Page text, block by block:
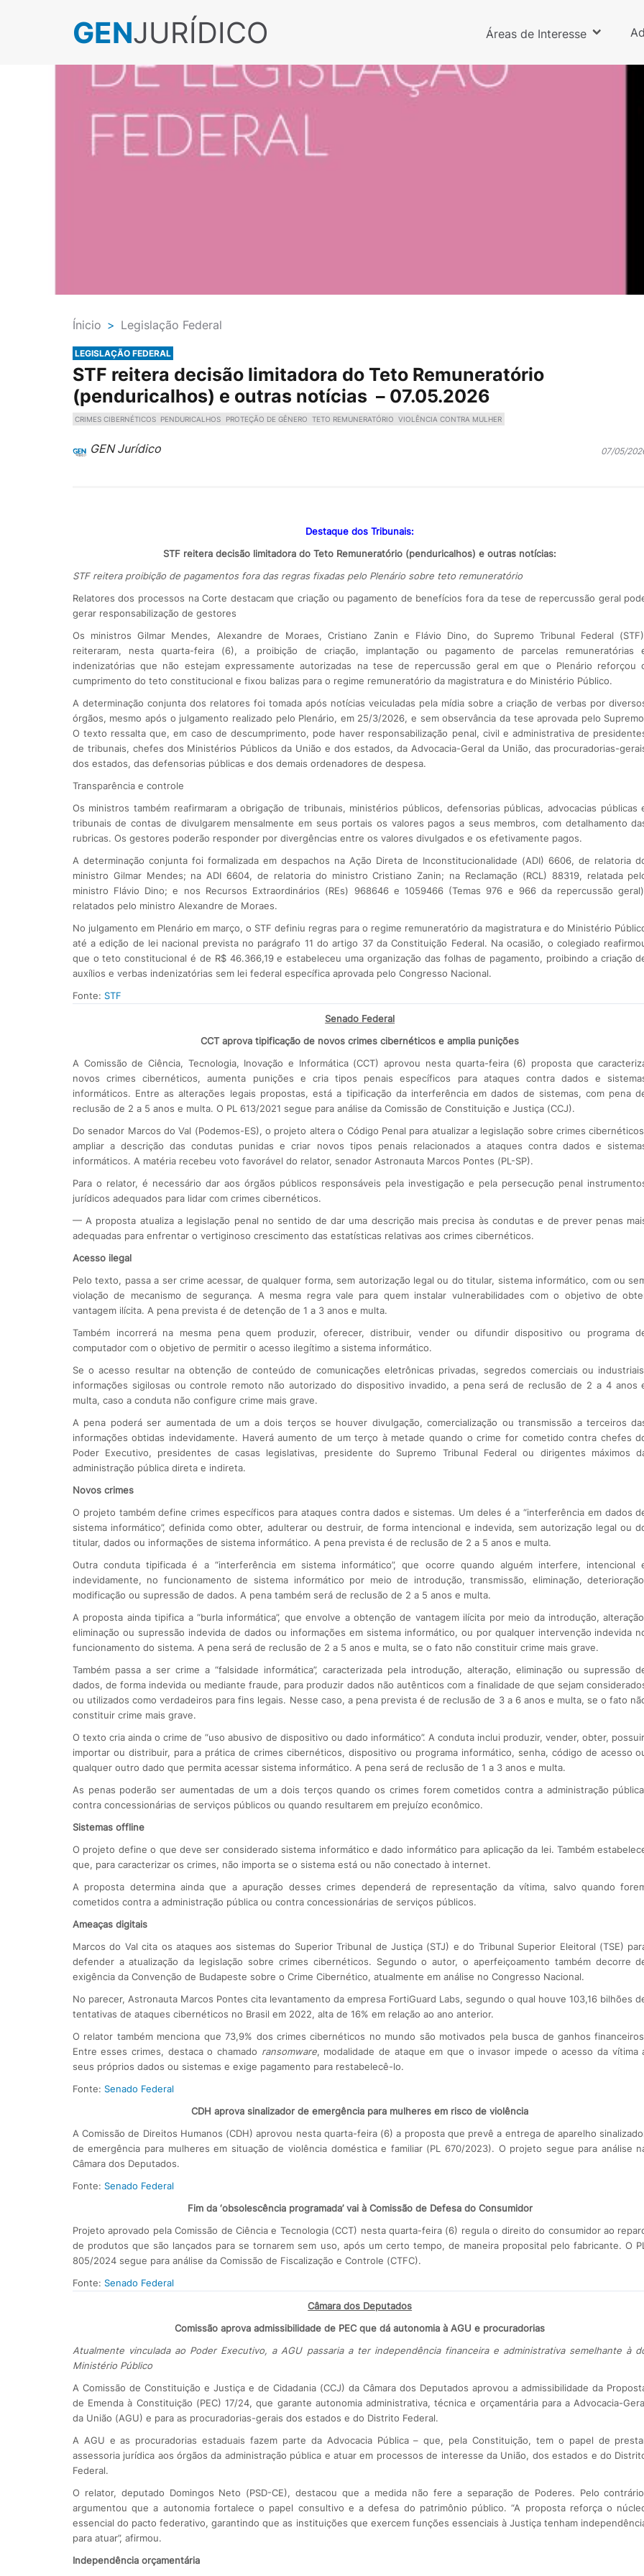
GENJURÍDICO Áreas de Interesse
Ínicio > Legislação Federal
LEGISLAÇÃO FEDERAL
STF reitera decisão limitadora do Teto Remuneratório
(penduricalhos) e outras notícias – 07.05.2026
CRIMES CIBERNÉTICOS PENDURICALHOS PROTEÇÃO DE GÊNERO TETO REMUNERATÓRIO VIOLÊNCIA CONTRA MULHER
GEN Jurídico 07/05/
Destaque dos Tribunais:
STF reitera decisão limitadora do Teto Remuneratório (penduricalhos) e outras notícias:
STF reitera proibição de pagamentos fora das regras fixadas pelo Plenário sobre teto remuneratório
Relatores dos processos na Corte destacam que criação ou pagamento de benefícios fora da tese de repercussão geral
gerar responsabilização de gestores
Os ministros Gilmar Mendes, Alexandre de Moraes, Cristiano Zanin e Flávio Dino, do Supremo Tribunal Federal
reiteraram, nesta quarta-feira (6), a proibição de criação, implantação ou pagamento de parcelas remuneratórias
indenizatórias que não estejam expressamente autorizadas na tese de repercussão geral em que o Plenário reforçou
cumprimento do teto constitucional e fixou balizas para o regime remuneratório da magistratura e do Ministério Público.
A determinação conjunta dos relatores foi tomada após notícias veiculadas pela mídia sobre a criação de verbas por
órgãos, mesmo após o julgamento realizado pelo Plenário, em 25/3/2026, e sem observância da tese aprovada pelo
O texto ressalta que, em caso de descumprimento, pode haver responsabilização penal, civil e administrativa de
de tribunais, chefes dos Ministérios Públicos da União e dos estados, da Advocacia-Geral da União, das procuradorias-
dos estados, das defensorias públicas e dos demais ordenadores de despesa.
Transparência e controle
Os ministros também reafirmaram a obrigação de tribunais, ministérios públicos, defensorias públicas, advocacias públicas
tribunais de contas de divulgarem mensalmente em seus portais os valores pagos a seus membros, com detalhamento
rubricas. Os gestores poderão responder por divergências entre os valores divulgados e os efetivamente pagos.
A determinação conjunta foi formalizada em despachos na Ação Direta de Inconstitucionalidade (ADI) 6606, de relatoria
ministro Gilmar Mendes; na ADI 6604, de relatoria do ministro Cristiano Zanin; na Reclamação (RCL) 88319, relatada
ministro Flávio Dino; e nos Recursos Extraordinários (REs) 968646 e 1059466 (Temas 976 e 966 da repercussão
relatados pelo ministro Alexandre de Moraes.
No julgamento em Plenário em março, o STF definiu regras para o regime remuneratório da magistratura e do Ministério
até a edição de lei nacional prevista no parágrafo 11 do artigo 37 da Constituição Federal. Na ocasião, o colegiado
que o teto constitucional é de R$ 46.366,19 e estabeleceu uma organização das folhas de pagamento, proibindo a criação
auxílios e verbas indenizatórias sem lei federal específica aprovada pelo Congresso Nacional.
Fonte: STF
Senado Federal
CCT aprova tipificação de novos crimes cibernéticos e amplia punições
A Comissão de Ciência, Tecnologia, Inovação e Informática (CCT) aprovou nesta quarta-feira (6) proposta que
novos crimes cibernéticos, aumenta punições e cria tipos penais específicos para ataques contra dados e
informáticos. Entre as alterações legais propostas, está a tipificação da interferência em dados de sistemas, com pena
reclusão de 2 a 5 anos e multa. O PL 613/2021 segue para análise da Comissão de Constituição e Justiça (CCJ).
Do senador Marcos do Val (Podemos-ES), o projeto altera o Código Penal para atualizar a legislação sobre crimes
ampliar a descrição das condutas punidas e criar novos tipos penais relacionados a ataques contra dados e
informáticos. A matéria recebeu voto favorável do relator, senador Astronauta Marcos Pontes (PL-SP).
Para o relator, é necessário dar aos órgãos públicos responsáveis pela investigação e pela persecução penal
jurídicos adequados para lidar com crimes cibernéticos.
— A proposta atualiza a legislação penal no sentido de dar uma descrição mais precisa às condutas e de prever penas
adequadas para enfrentar o vertiginoso crescimento das estatísticas relativas aos crimes cibernéticos.
Acesso ilegal
Pelo texto, passa a ser crime acessar, de qualquer forma, sem autorização legal ou do titular, sistema informático, com ou
violação de mecanismo de segurança. A mesma regra vale para quem instalar vulnerabilidades com o objetivo de
vantagem ilícita. A pena prevista é de detenção de 1 a 3 anos e multa.
Também incorrerá na mesma pena quem produzir, oferecer, distribuir, vender ou difundir dispositivo ou programa
computador com o objetivo de permitir o acesso ilegítimo a sistema informático.
Se o acesso resultar na obtenção de conteúdo de comunicações eletrônicas privadas, segredos comerciais ou
informações sigilosas ou controle remoto não autorizado do dispositivo invadido, a pena será de reclusão de 2 a 4 anos
multa, caso a conduta não configure crime mais grave.
A pena poderá ser aumentada de um a dois terços se houver divulgação, comercialização ou transmissão a terceiros
informações obtidas indevidamente. Haverá aumento de um terço à metade quando o crime for cometido contra chefes
Poder Executivo, presidentes de casas legislativas, presidente do Supremo Tribunal Federal ou dirigentes máximos
administração pública direta e indireta.
Novos crimes
O projeto também define crimes específicos para ataques contra dados e sistemas. Um deles é a “interferência em dados
sistema informático”, definida como obter, adulterar ou destruir, de forma intencional e indevida, sem autorização legal ou
titular, dados ou informações de sistema informático. A pena prevista é de reclusão de 2 a 5 anos e multa.
Outra conduta tipificada é a “interferência em sistema informático”, que ocorre quando alguém interfere, intencional
indevidamente, no funcionamento de sistema informático por meio de introdução, transmissão, eliminação,
modificação ou supressão de dados. A pena também será de reclusão de 2 a 5 anos e multa.
A proposta ainda tipifica a “burla informática”, que envolve a obtenção de vantagem ilícita por meio da introdução,
eliminação ou supressão indevida de dados ou informações em sistema informático, ou por qualquer intervenção indevida
funcionamento do sistema. A pena será de reclusão de 2 a 5 anos e multa, se o fato não constituir crime mais grave.
Também passa a ser crime a “falsidade informática”, caracterizada pela introdução, alteração, eliminação ou supressão
dados, de forma indevida ou mediante fraude, para produzir dados não autênticos com a finalidade de que sejam
ou utilizados como verdadeiros para fins legais. Nesse caso, a pena prevista é de reclusão de 3 a 6 anos e multa, se o fato
constituir crime mais grave.
O texto cria ainda o crime de “uso abusivo de dispositivo ou dado informático”. A conduta inclui produzir, vender, obter,
importar ou distribuir, para a prática de crimes cibernéticos, dispositivo ou programa informático, senha, código de acesso
qualquer outro dado que permita acessar sistema informático. A pena será de reclusão de 1 a 3 anos e multa.
As penas poderão ser aumentadas de um a dois terços quando os crimes forem cometidos contra a administração
contra concessionárias de serviços públicos ou quando resultarem em prejuízo econômico.
Sistemas offline
O projeto define o que deve ser considerado sistema informático e dado informático para aplicação da lei. Também
que, para caracterizar os crimes, não importa se o sistema está ou não conectado à internet.
A proposta determina ainda que a apuração desses crimes dependerá de representação da vítima, salvo quando
cometidos contra a administração pública ou contra concessionárias de serviços públicos.
Ameaças digitais
Marcos do Val cita os ataques aos sistemas do Superior Tribunal de Justiça (STJ) e do Tribunal Superior Eleitoral (TSE)
defender a atualização da legislação sobre crimes cibernéticos. Segundo o autor, o aperfeiçoamento também decorre
exigência da Convenção de Budapeste sobre o Crime Cibernético, atualmente em análise no Congresso Nacional.
No parecer, Astronauta Marcos Pontes cita levantamento da empresa FortiGuard Labs, segundo o qual houve 103,16 bilhões
tentativas de ataques cibernéticos no Brasil em 2022, alta de 16% em relação ao ano anterior.
O relator também menciona que 73,9% dos crimes cibernéticos no mundo são motivados pela busca de ganhos
Entre esses crimes, destaca o chamado ransomware, modalidade de ataque em que o invasor impede o acesso da vítima
seus próprios dados ou sistemas e exige pagamento para restabelecê-lo.
Fonte: Senado Federal
CDH aprova sinalizador de emergência para mulheres em risco de violência
A Comissão de Direitos Humanos (CDH) aprovou nesta quarta-feira (6) a proposta que prevê a entrega de aparelho
de emergência para mulheres em situação de violência doméstica e familiar (PL 670/2023). O projeto segue para análise
Câmara dos Deputados.
Fonte: Senado Federal
Fim da ‘obsolescência programada’ vai à Comissão de Defesa do Consumidor
Projeto aprovado pela Comissão de Ciência e Tecnologia (CCT) nesta quarta-feira (6) regula o direito do consumidor ao
de produtos que são lançados para se tornarem sem uso, após um certo tempo, de maneira proposital pelo fabricante. O PL
805/2024 segue para análise da Comissão de Fiscalização e Controle (CTFC).
Fonte: Senado Federal
Câmara dos Deputados
Comissão aprova admissibilidade de PEC que dá autonomia à AGU e procuradorias
Atualmente vinculada ao Poder Executivo, a AGU passaria a ter independência financeira e administrativa semelhante à
Ministério Público
A Comissão de Constituição e Justiça e de Cidadania (CCJ) da Câmara dos Deputados aprovou a admissibilidade da
de Emenda à Constituição (PEC) 17/24, que garante autonomia administrativa, técnica e orçamentária para a Advocacia-
da União (AGU) e para as procuradorias-gerais dos estados e do Distrito Federal.
A AGU e as procuradorias estaduais fazem parte da Advocacia Pública – que, pela Constituição, tem o papel de
assessoria jurídica aos órgãos da administração pública e atuar em processos de interesse da União, dos estados e do
Federal.
O relator, deputado Domingos Neto (PSD-CE), destacou que a medida não fere a separação de Poderes. Pelo
argumentou que a autonomia fortalece o papel consultivo e a defesa do patrimônio público. “A proposta reforça o
essencial do pacto federativo, garantindo que as instituições que exercem funções essenciais à Justiça tenham
para atuar”, afirmou.
Independência orçamentária